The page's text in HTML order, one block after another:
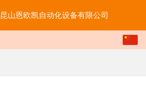
昆山恩欧凯自动化设备有限公司